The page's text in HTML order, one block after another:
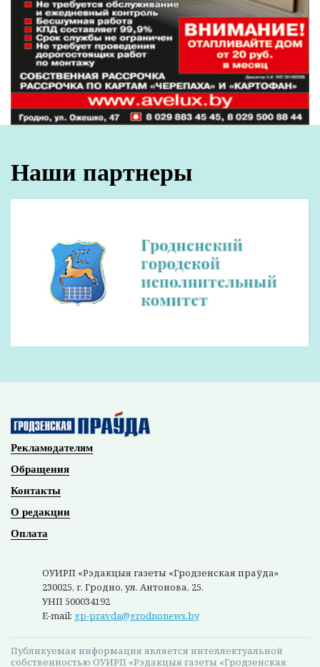
10:34 В Волковысском райисполкоме прошло
экстренное заседание комиссии по ЧС
10:21 Вкусный праздник для всей семьи!
10:07 8 августа прямую телефонную линию проведет
Виктор Пранюк